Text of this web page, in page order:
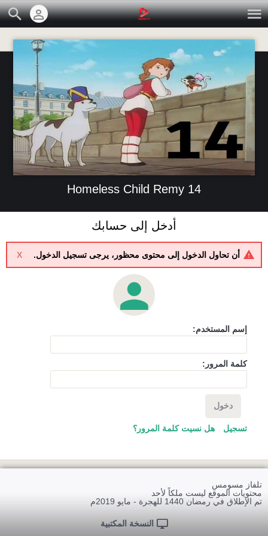
Homeless Child Remy 14
أدخل إلى حسابك
X أن تحاول الدخول إلى محتوى محظور، يرجى تسجيل الدخول.
إسم المستخدم:
كلمة المرور:
دخول
تسجيل هل نسيت كلمة المرور؟
تلفاز مسومس
محتويات الموقع ليست ملكاً لأحد
تم الإطلاق في رمضان 1440 للهجرة - مايو 2019م
النسخة المكتبية